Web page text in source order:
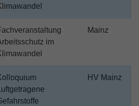
im
Mainz
Luftgetragene
HV Mainz